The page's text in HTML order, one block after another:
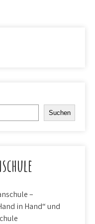
Suchen
–
in Hand“ und